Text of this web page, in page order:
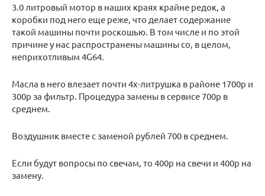
3.0 литровый мотор в наших краях крайне редок, а
коробки под него еще реже, что делает содержание
такой машины почти роскошью. В том числе и по этой
причине у нас распространены машины со, в целом,
неприхотливым 4G64.
Масла в него влезает почти 4х-литрушка в районе 1700р и
300р за фильтр. Процедура замены в сервисе 700р в
среднем.
Воздушник вместе с заменой рублей 700 в среднем.
Если будут вопросы по свечам, то 400р на свечи и 400р на
замену.